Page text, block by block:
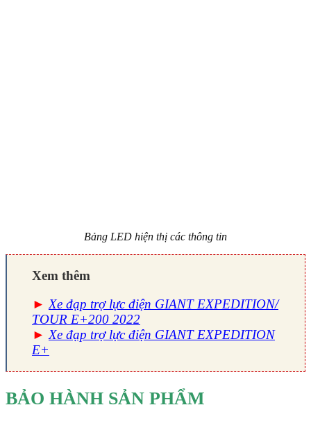
Bảng LED hiện thị các thông tin
Xem thêm
► Xe đạp trợ lực điện GIANT EXPEDITION/
TOUR E+200 2022
► Xe đạp trợ lực điện GIANT EXPEDITION
E+
BẢO HÀNH SẢN PHẨM